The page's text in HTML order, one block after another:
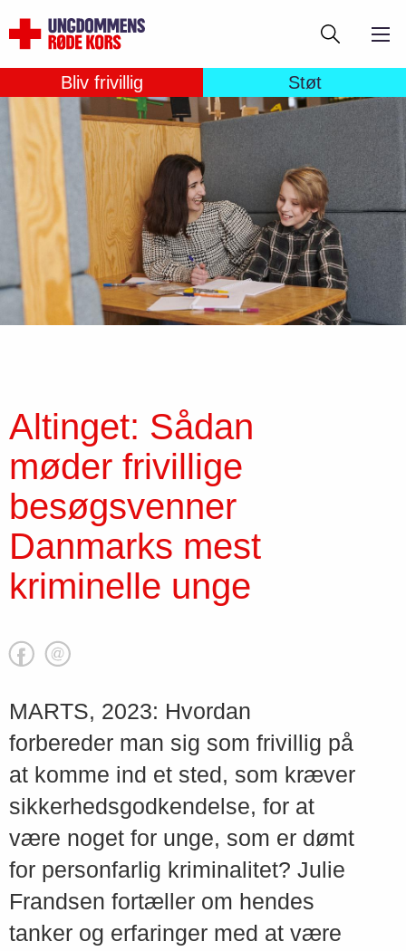
til
hovedindhold
Søg
Bliv frivillig Støt
Altinget: Sådan
møder frivillige
besøgsvenner
Danmarks mest
kriminelle unge
MARTS, 2023: Hvordan
forbereder man sig som frivillig på
at komme ind et sted, som kræver
sikkerhedsgodkendelse, for at
være noget for unge, som er dømt
for personfarlig kriminalitet? Julie
Frandsen fortæller om hendes
tanker og erfaringer med at være